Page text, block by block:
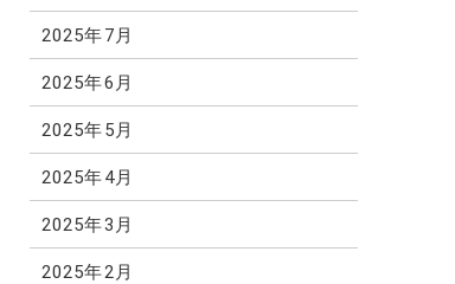
2025年7月
2025年6月
2025年5月
2025年4月
2025年3月
2025年2月